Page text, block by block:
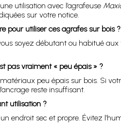
utilisation avec l’agrafeuse
sur votre notice.
pour utiliser ces agrafes sur bois ?
soyez débutant ou habitué
pas vraiment « peu épais » ?
peu épais sur bois. Si
reste insuffisant.
utilisation ?
endroit sec et propre. Évitez